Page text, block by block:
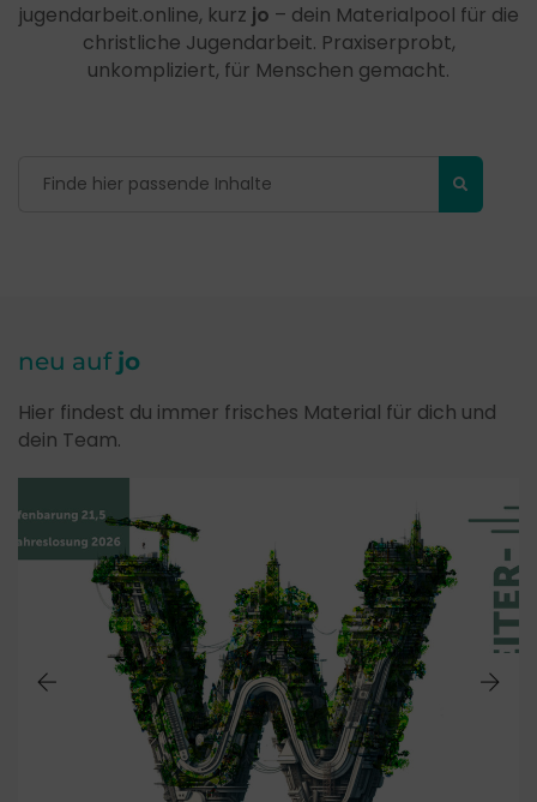
jugendarbeit.online, kurz jo – dein Materialpool für die
christliche Jugendarbeit. Praxiserprobt,
unkompliziert, für Menschen gemacht.
neu auf jo
Hier findest du immer frisches Material für dich und
dein Team.